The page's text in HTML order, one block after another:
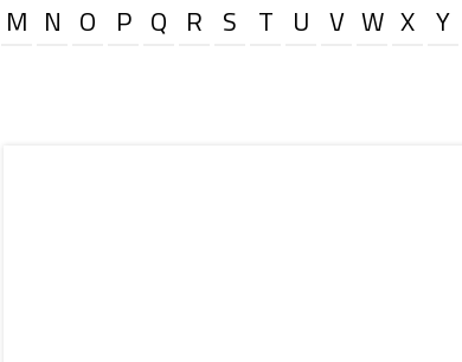
M N O P Q R S T U V W X Y